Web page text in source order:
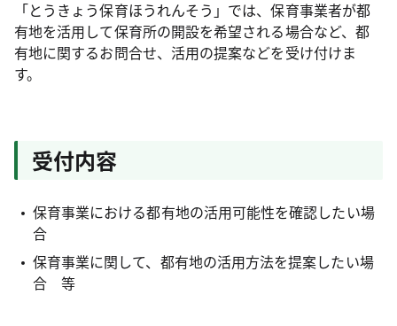
「とうきょう保育ほうれんそう」では、保育事業者が都
有地を活用して保育所の開設を希望される場合など、都
有地に関するお問合せ、活用の提案などを受け付けま
す。
受付内容
保育事業における都有地の活用可能性を確認したい場
合
保育事業に関して、都有地の活用方法を提案したい場
合 等